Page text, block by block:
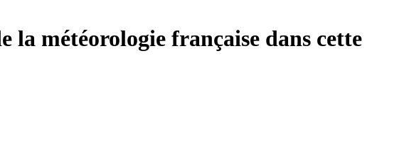
météorologie française dans cette